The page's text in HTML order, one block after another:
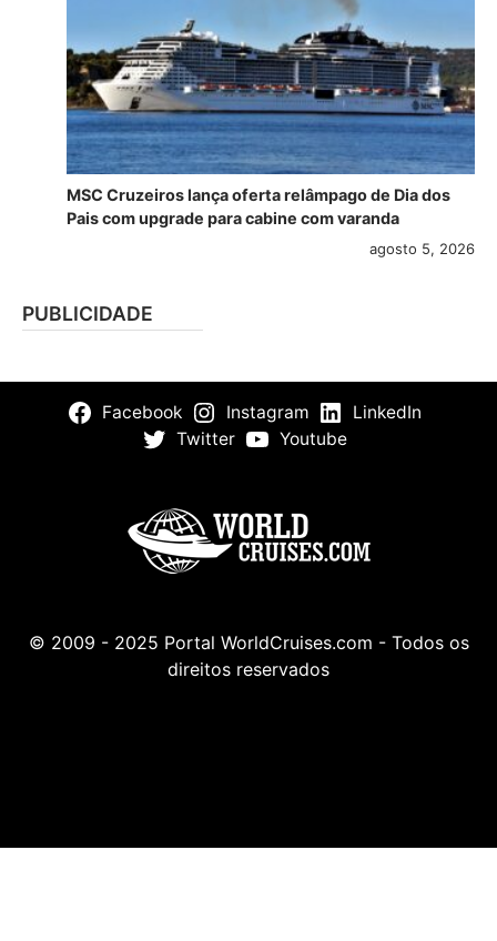
MSC Cruzeiros lança oferta relâmpago de Dia dos
Pais com upgrade para cabine com varanda
agosto 5, 2026
PUBLICIDADE
Facebook Instagram
LinkedIn
Twitter
Youtube
© 2009 - 2025 Portal WorldCruises.com - Todos os
direitos reservados